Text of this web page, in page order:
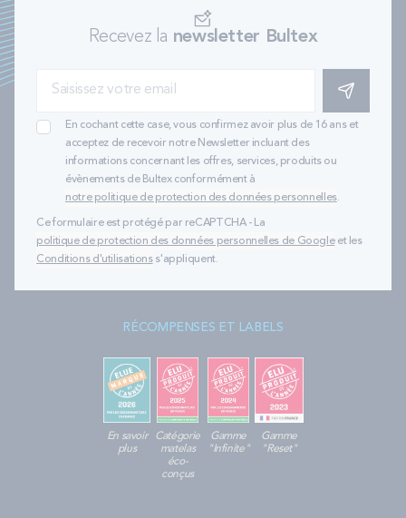
Recevez la newsletter Bultex
S'INSCRIRE
En cochant cette case, vous confirmez avoir plus de 16 ans et
acceptez de recevoir notre Newsletter incluant des
informations concernant les offres, services, produits ou
évènements de Bultex conformément à
notre politique de protection des données personnelles.
Ce formulaire est protégé par reCAPTCHA - La
politique de protection des données personnelles de Googleet les
Conditions d'utilisationss'appliquent.
RÉCOMPENSES ET LABELS
En savoir
plus
Catégorie
matelas
éco-
conçus
Gamme
"Infinite"
Gamme
"Reset"